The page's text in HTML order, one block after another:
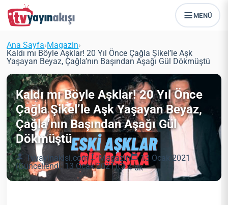
MENÜ
Ana Sayfa›Magazin›
Kaldı mı Böyle Aşklar! 20 Yıl Önce Çağla Şikel’le Aşk
Yaşayan Beyaz, Çağla’nın Başından Aşağı Gül Dökmüştü
Kaldı mı Böyle Aşklar! 20 Yıl Önce
Çağla Şikel’le Aşk Yaşayan Beyaz,
Çağla’nın Başından Aşağı Gül
Dökmüştü
Tvyayinakisi.com Magazin
13 Ocak 2021
(Güncellendi: 13 Ocak 2021)
4 dk